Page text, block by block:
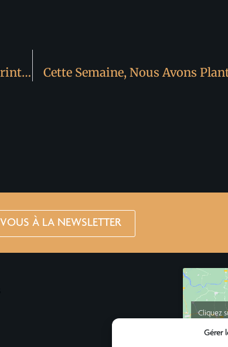
Gérer
Le Débourrement : La Renaissance De Nos Vignes Au Printemps Cette Semaine, Nous Avons
À LA NEWSLETTER
Cliquez